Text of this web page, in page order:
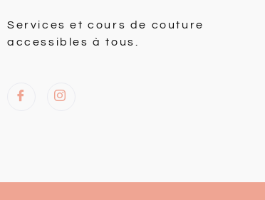
Services et cours de couture
accessibles à tous.